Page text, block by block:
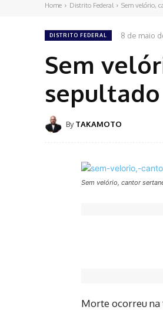
Home Distrito Federal Sem velório,
DISTRITO FEDERAL 8 de maio
Sem
By TAKAMOTO
Sem velório, cantor
Morte ocorreu